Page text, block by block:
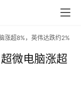
涨超8%，英伟达跌约2%
微电脑涨超